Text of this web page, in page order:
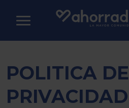
POLITICA DE
PRIVACIDAD